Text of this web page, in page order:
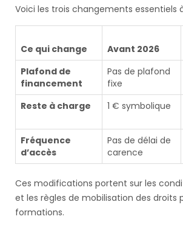
Voici les trois changements essentiels
Ce qui change Avant 2026
Plafond de
financement
Pas de plafond
fixe
Reste à charge
1 € symbolique
Fréquence
d’accès
Pas de délai de
carence
Ces modifications portent sur les
et les règles de mobilisation des droits
formations.